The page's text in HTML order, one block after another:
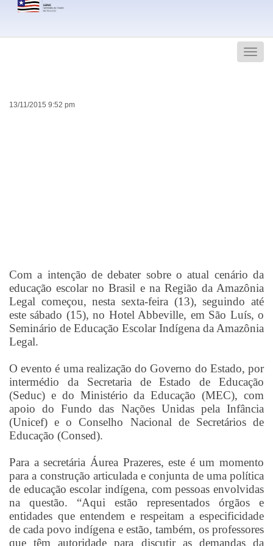
Menu
13/11/2015 9:52 pm
Com a intenção de debater sobre o atual cenário da
educação escolar no Brasil e na Região da Amazônia
Legal começou, nesta sexta-feira (13), seguindo até
este sábado (15), no Hotel Abbeville, em São Luís, o
Seminário de Educação Escolar Indígena da Amazônia
Legal.
O evento é uma realização do Governo do Estado, por
intermédio da Secretaria de Estado de Educação
(Seduc) e do Ministério da Educação (MEC), com
apoio do Fundo das Nações Unidas pela Infância
(Unicef) e o Conselho Nacional de Secretários de
Educação (Consed).
Para a secretária Áurea Prazeres, este é um momento
para a construção articulada e conjunta de uma política
de educação escolar indígena, com pessoas envolvidas
na questão. “Aqui estão representados órgãos e
entidades que entendem e respeitam a especificidade
de cada povo indígena e estão, também, os professores
que têm autoridade para discutir as demandas da